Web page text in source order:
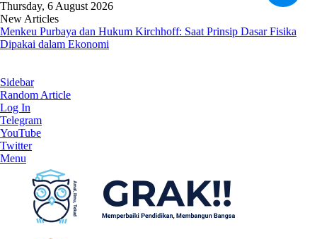
Thursday, 6 August 2026
New Articles
Menkeu Purbaya dan Hukum Kirchhoff: Saat Prinsip Dasar Fisika
Dipakai dalam Ekonomi
Sidebar
Random Article
Log In
Telegram
YouTube
Twitter
Menu